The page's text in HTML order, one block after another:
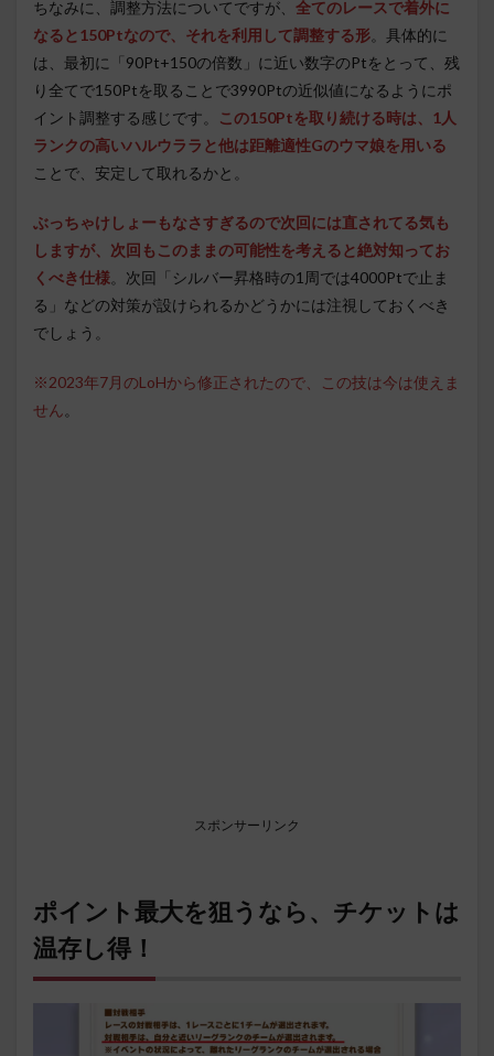
ちなみに、調整方法についてですが、 全てのレースで着外に
なると150Ptなので、それを利用して調整する形。具体的に
は、最初に「90Pt+150の倍数」に近い数字のPtをとって、残
り全てで150Ptを取ることで3990Ptの近似値になるようにポ
イント調整する感じです。
この150Ptを取り続ける時は、1人
ランクの高いハルウララと他は距離適性Gのウマ娘を用いる
ことで、安定して取れるかと。
ぶっちゃけしょーもなさすぎるので次回には直されてる気も
しますが、次回もこのままの可能性を考えると絶対知ってお
くべき仕様。次回「シルバー昇格時の1周では4000Ptで止ま
る」などの対策が設けられるかどうかには注視しておくべき
でしょう。
※2023年7月のLoHから修正されたので、この技は今は使えま
せん。
スポンサーリンク
ポイント最大を狙うなら、チケットは
温存し得！